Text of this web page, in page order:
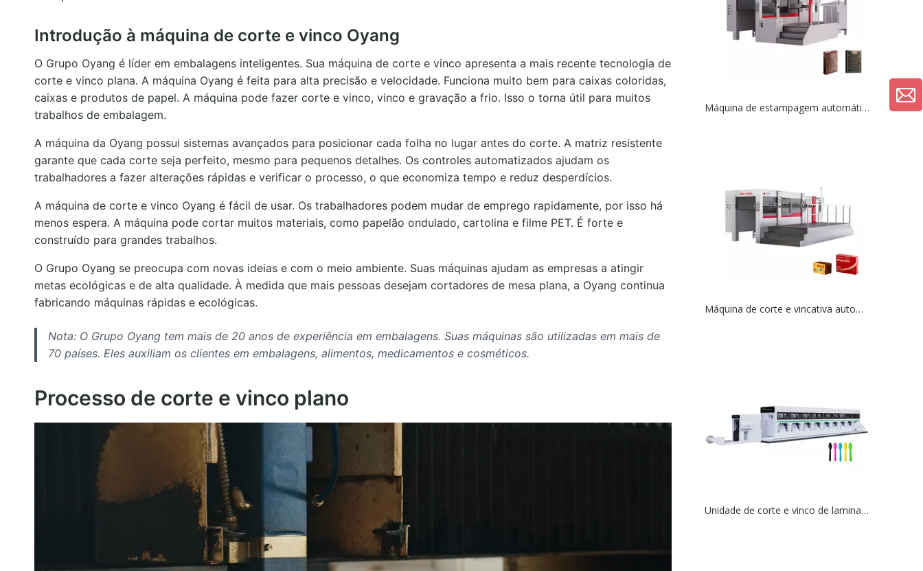
Introdução à máquina de corte e vinco Oyang
O Grupo Oyang é líder em embalagens inteligentes. Sua máquina de corte e vinco apresenta a mais recente tecnologia de
corte e vinco plana. A máquina Oyang é feita para alta precisão e velocidade. Funciona muito bem para caixas coloridas,
caixas e produtos de papel. A máquina pode fazer corte e vinco, vinco e gravação a frio. Isso o torna útil para muitos
trabalhos de embalagem.
A máquina da Oyang possui sistemas avançados para posicionar cada folha no lugar antes do corte. A matriz resistente
garante que cada corte seja perfeito, mesmo para pequenos detalhes. Os controles automatizados ajudam os
trabalhadores a fazer alterações rápidas e verificar o processo, o que economiza tempo e reduz desperdícios.
A máquina de corte e vinco Oyang é fácil de usar. Os trabalhadores podem mudar de emprego rapidamente, por isso há
menos espera. A máquina pode cortar muitos materiais, como papelão ondulado, cartolina e filme PET. É forte e
construído para grandes trabalhos.
O Grupo Oyang se preocupa com novas ideias e com o meio ambiente. Suas máquinas ajudam as empresas a atingir
metas ecológicas e de alta qualidade. À medida que mais pessoas desejam cortadores de mesa plana, a Oyang continua
fabricando máquinas rápidas e ecológicas.
Nota: O Grupo Oyang tem mais de 20 anos de experiência em embalagens. Suas máquinas são utilizadas em mais de
70 países. Eles auxiliam os clientes em embalagens, alimentos, medicamentos e cosméticos.
Processo de corte e vinco plano
Máquina de estampagem automática de papel alumínio e corte
Máquina de corte e vincativa automática
Unidade de corte e vinco de laminação OYANG 7 ONL-350PART I